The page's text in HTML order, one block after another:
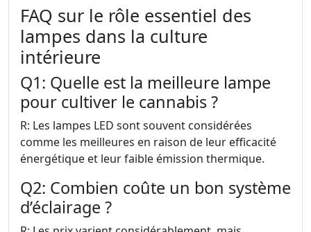
FAQ sur le rôle essentiel des
lampes dans la culture
intérieure
Q1: Quelle est la meilleure lampe
pour cultiver le cannabis ?
R: Les lampes LED sont souvent considérées
comme les meilleures en raison de leur efficacité
énergétique et leur faible émission thermique.
Q2: Combien coûte un bon système
d’éclairage ?